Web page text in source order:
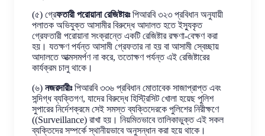
(৫) গ্রেফতারী পরোয়ানা রেজিষ্টারঃপিআরবি ৩২৩ প্রবিধান অনুযায়ী
পলাতক অভিযুক্ত আসামীর বিরুদ্ধে আদালত হতে ইস্যুকৃত
গ্রেফতারী পরোয়ানা সংক্রান্তে একটি রেজিষ্টার রক্ষণা-বেক্ষণ করা
হয়। যতক্ষণ পর্যন্ত আসামী গ্রেফতার না হয় বা আসামী স্বেচ্ছায়
আদালতে আত্মসমর্পণ না করে, ততোক্ষণ পর্যন্ত এই রেজিষ্টারের
কার্যক্রম চালু থাকে।
(৬) নজরদারীঃপিআরবি ৩৩৬ প্রবিধান মোতাবেক সাজাপ্রাপ্ত এবং
সন্দিগ্ধ ব্যক্তিগণ, যাদের বিরুদ্ধে হিস্ট্রিসিট খোলা হয়েছ পুলিশ
সুপারের নির্দেশক্রমে সেই সমস্ত ব্যক্তিদেরকে পুলিশের নিরীক্ষণে
((Surveillance) রাখা হয়। নিয়মিতভাবে তালিকাভুক্ত এই সকল
ব্যক্তিদের সম্পর্কে স্থানীয়ভাবে অনুসন্ধান করা হয়ে থাকে।